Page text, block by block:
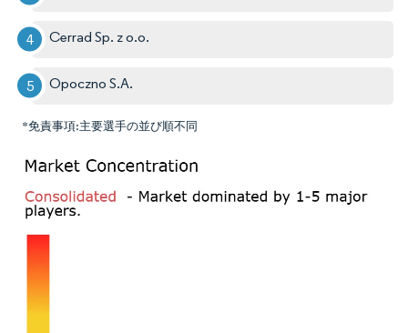
Cerrad Sp. z o.o.
Opoczno S.A.
*免責事項:主要選手の並び順不同